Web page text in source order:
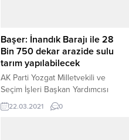
Başer: İnandık Barajı ile 28
Bin 750 dekar arazide sulu
tarım yapılabilecek
AK Parti Yozgat Milletvekili ve
Seçim İşleri Başkan Yardımcısı
Yusuf Başer, Yerköy’de yapımı
devam eden İnandık Barajının
22.03.2021 0